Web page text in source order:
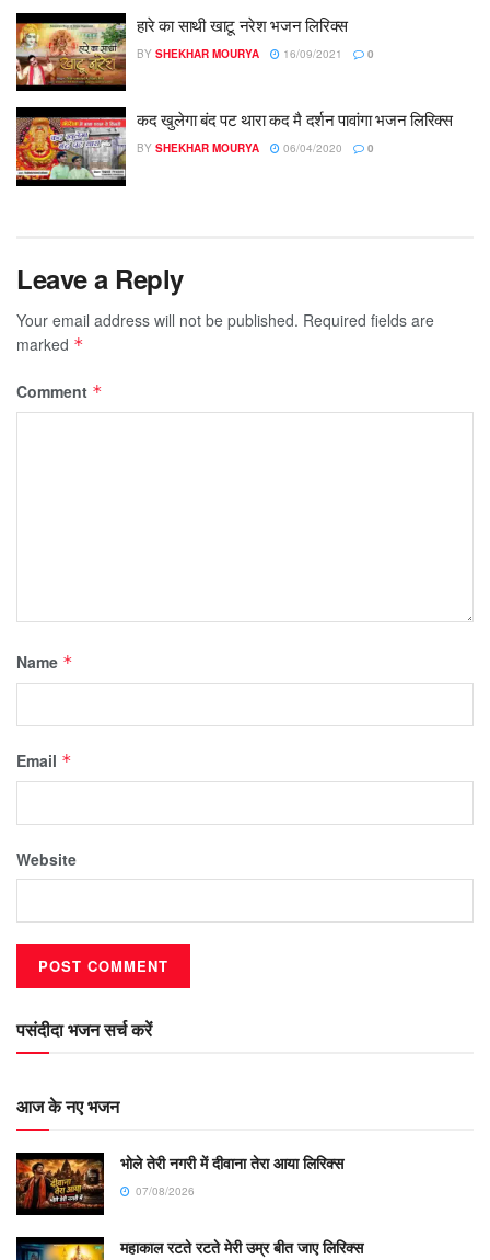
हारे का साथी खाटू नरेश भजन लिरिक्स
BY SHEKHAR MOURYA 16/09/2021 0
कद खुलेगा बंद पट थारा कद मै दर्शन पावांगा भजन लिरिक्स
BY SHEKHAR MOURYA 06/04/2020 0
Leave a Reply
Your email address will not be published. Required fields are
marked *
Comment *
Name *
Email *
Website
पसंदीदा भजन सर्च करें
आज के नए भजन
भोले तेरी नगरी में दीवाना तेरा आया लिरिक्स
07/08/2026
महाकाल रटते रटते मेरी उम्र बीत जाए लिरिक्स